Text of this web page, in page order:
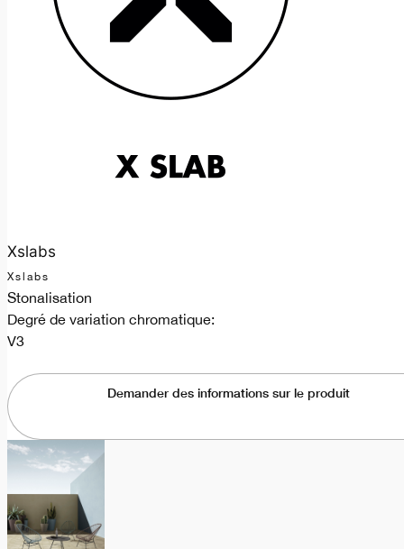
Xslabs
Xslabs
Stonalisation
Degré de variation chromatique:
V3
Demander des informations sur le produit